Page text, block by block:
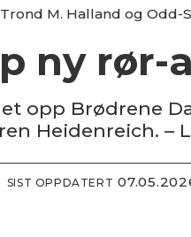
M. Halland og Odd-
ny rør-
opp Brødrene
Heidenreich. –
SIST OPPDATERT